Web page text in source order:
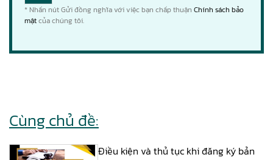
* Nhấn nút Gửi đồng nghĩa với việc bạn chấp thuận Chính sách bảo
mậtcủa chúng tôi.
Cùng chủ đề:
Điều kiện và thủ tục khi đăng ký bản